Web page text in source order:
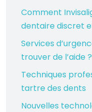
Comment
dentaire discret
Services
trouver de l’aide ?
Techniques
tartre des dents
Nouvelles